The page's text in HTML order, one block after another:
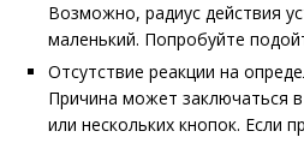
Возможно, радиус действия
маленький. Попробуйте
Отсутствие реакции на
Причина может заключаться
или нескольких кнопок. Если